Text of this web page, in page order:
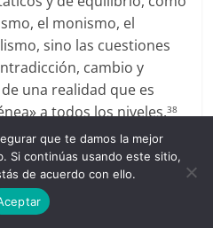
el monismo, el
sino las cuestiones
cambio y
una realidad que es
a todos los niveles.38
a menudo
de una visión dialéctica
de acercarse a lo que
el «mundo alienado
que te damos la mejor
Si continúas usando este sitio,
de acuerdo con ello.